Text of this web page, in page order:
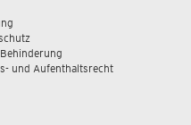
und Aufenthaltsrecht